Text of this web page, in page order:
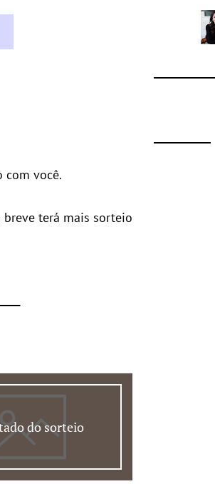
com você.
terá mais sorteio
do sorteio